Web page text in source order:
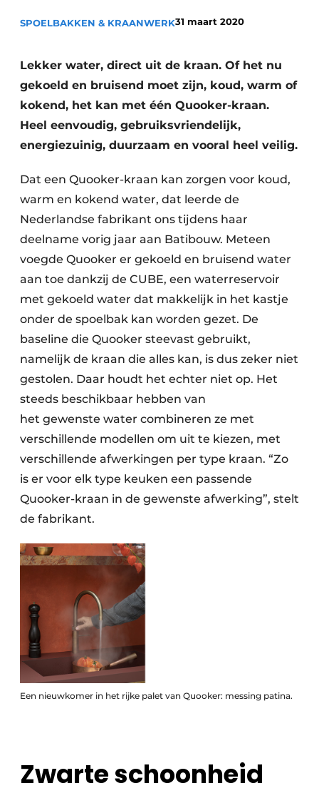
Vacature aanmelden
SPOELBAKKEN & KRAANWERK31 maart 2020
Lekker water, direct uit de kraan. Of het nu
gekoeld en bruisend moet zijn, koud, warm of
kokend, het kan met één Quooker-kraan.
Heel eenvoudig, gebruiksvriendelijk,
energiezuinig, duurzaam en vooral heel veilig.
Dat een Quooker-kraan kan zorgen voor koud,
warm en kokend water, dat leerde de
Nederlandse fabrikant ons tijdens haar
deelname vorig jaar aan Batibouw. Meteen
voegde Quooker er gekoeld en bruisend water
aan toe dankzij de CUBE, een waterreservoir
met gekoeld water dat makkelijk in het kastje
onder de spoelbak kan worden gezet. De
baseline die Quooker steevast gebruikt,
namelijk de kraan die alles kan, is dus zeker niet
gestolen. Daar houdt het echter niet op. Het
steeds beschikbaar hebben van
het gewenste water combineren ze met
verschillende modellen om uit te kiezen, met
verschillende afwerkingen per type kraan. “Zo
is er voor elk type keuken een passende
Quooker-kraan in de gewenste afwerking”, stelt
de fabrikant.
Een nieuwkomer in het rijke palet van Quooker: messing patina.
Zwarte schoonheid